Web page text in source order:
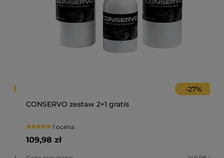
27%
CONSERVO zestaw 2+1 gratis
1 ocena
109,98 zł